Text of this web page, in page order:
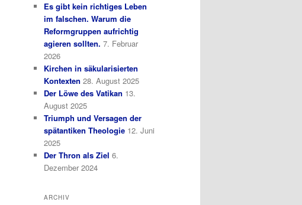
Es gibt kein richtiges Leben
im falschen. Warum die
Reformgruppen aufrichtig
agieren sollten. 7. Februar
2026
Kirchen in säkularisierten
Kontexten 28. August 2025
Der Löwe des Vatikan 13.
August 2025
Triumph und Versagen der
spätantiken Theologie 12. Juni
2025
Der Thron als Ziel 6.
Dezember 2024
ARCHIV